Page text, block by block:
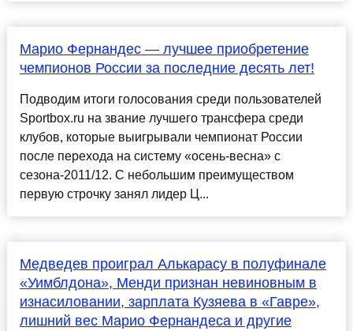
Марио Фернандес — лучшее приобретение
чемпионов России за последние десять лет!
Подводим итоги голосования среди пользователей
Sportbox.ru на звание лучшего трансфера среди
клубов, которые выигрывали чемпионат России
после перехода на систему «осень-весна» с
сезона-2011/12. С небольшим преимуществом
первую строчку занял лидер Ц...
Медведев проиграл Алькарасу в полуфинале
«Уимблдона», Менди признан невиновным в
изнасиловании, зарплата Кузяева в «Гавре»,
лишний вес Марио Фернандеса и другие